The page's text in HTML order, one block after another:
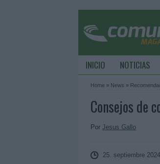
INICIO NOTICIAS
Home » News »
Consejos de
Por Jesus Gallo
25. septiembre 2024